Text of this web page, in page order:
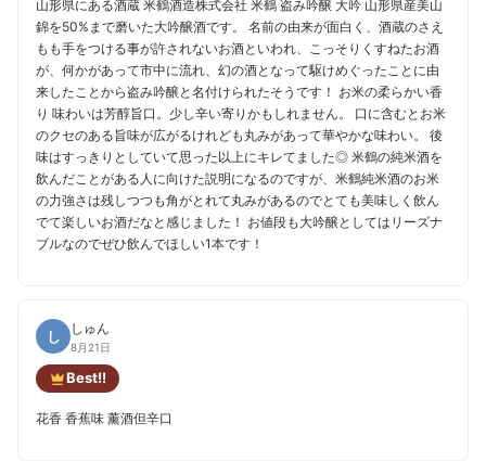
山形県にある酒蔵 米鶴酒造株式会社 米鶴 盗み吟醸 大吟 山形県産美山
錦を50%まで磨いた大吟醸酒です。 名前の由来が面白く、酒蔵のさえ
もも手をつける事が許されないお酒といわれ、こっそりくすねたお酒
が、何かがあって市中に流れ、幻の酒となって駆けめぐったことに由
来したことから盗み吟醸と名付けられたそうです！ お米の柔らかい香
り 味わいは芳醇旨口。少し辛い寄りかもしれません。 口に含むとお米
のクセのある旨味が広がるけれども丸みがあって華やかな味わい。 後
味はすっきりとしていて思った以上にキレてました◎ 米鶴の純米酒を
飲んだことがある人に向けた説明になるのですが、米鶴純米酒のお米
の力強さは残しつつも角がとれて丸みがあるのでとても美味しく飲ん
でて楽しいお酒だなと感じました！ お値段も大吟醸としてはリーズナ
ブルなのでぜひ飲んでほしい1本です！
し しゅん
8月21日
Best!!
花香 香蕉味 薰酒但辛口